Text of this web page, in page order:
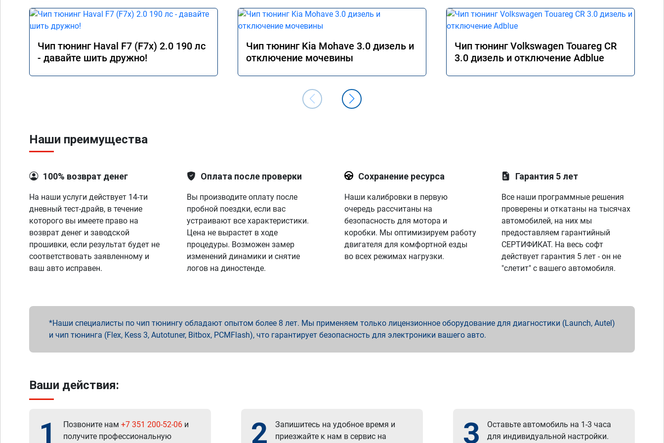
Процветания вашей компании.
Чип тюнинг Haval F7 (F7x) 2.0 190 лс
- давайте шить дружно!
Чип тюнинг Kia Mohave 3.0 дизель и
отключение мочевины
Чип тюнинг Volkswagen Touareg CR
3.0 дизель и отключение Adblue
Наши преимущества
100% возврат денег
На наши услуги действует 14-ти
дневный тест-драйв, в течение
которого вы имеете право на
возврат денег и заводской
прошивки, если результат будет не
соответствовать заявленному и
ваш авто исправен.
Оплата после проверки
Вы производите оплату после
пробной поездки, если вас
устраивают все характеристики.
Цена не вырастет в ходе
процедуры. Возможен замер
изменений динамики и снятие
логов на диностенде.
Сохранение ресурса
Наши калибровки в первую
очередь рассчитаны на
безопасность для мотора и
коробки. Мы оптимизируем работу
двигателя для комфортной езды
во всех режимах нагрузки.
Гарантия 5 лет
Все наши программные решения
проверены и откатаны на тысячах
автомобилей, на них мы
предоставляем гарантийный
СЕРТИФИКАТ. На весь софт
действует гарантия 5 лет - он не
"слетит" с вашего автомобиля.
Наши специалисты по чип тюнингу обладают опытом более 8 лет. Мы применяем только лицензионное оборудование для диагностики (Launch, Autel)
и чип тюнинга (Flex, Kess 3, Autotuner, Bitbox, PCMFlash), что гарантирует безопасность для электроники вашего авто.
Ваши действия:
1 Позвоните нам +7 351 200-52-06 и
получите профессиональную
2
Запишитесь на удобное время и
приезжайте к нам в сервис на
3
Оставьте автомобиль на 1-3 часа
для индивидуальной настройки.